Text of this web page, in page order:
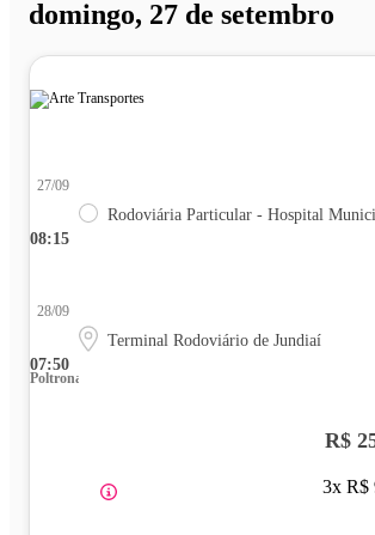
domingo, 27 de setembro
08:15
27/09
Rodoviária Particular - Hospital
07:50
28/09
Terminal Rodoviário de Jundiaí
Poltrona
R$
3x R$